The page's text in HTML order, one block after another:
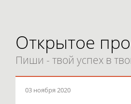
Открытое
Пиши - твой успех в
03 ноября 2020